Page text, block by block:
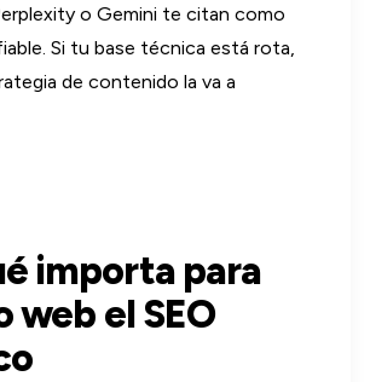
o Gemini te citan como
Si tu base técnica está rota,
de contenido la va a
importa para
web el SEO